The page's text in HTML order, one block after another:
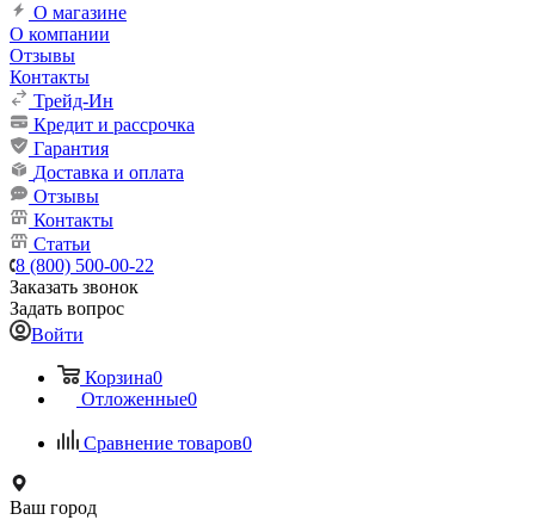
О магазине
О компании
Отзывы
Контакты
Трейд-Ин
Кредит и рассрочка
Гарантия
Доставка и оплата
Отзывы
Контакты
Статьи
8 (800) 500-00-22
Заказать звонок
Задать вопрос
Войти
Корзина0
Отложенные0
Сравнение товаров0
Ваш город